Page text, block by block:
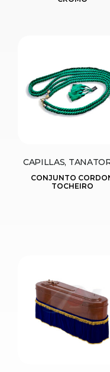
CAPILLAS,
CONJUNTO
TOCHEIRO